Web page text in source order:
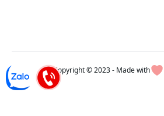
Copyright © 2023 - Made with